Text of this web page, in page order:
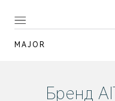
MAJOR
Бренд